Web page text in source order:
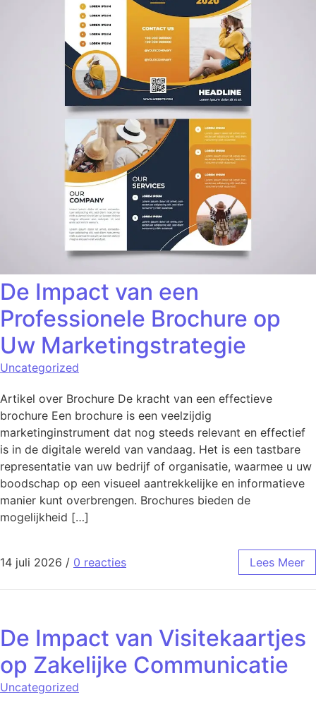
De Impact van een
Professionele Brochure op
Uw Marketingstrategie
Uncategorized
Artikel over Brochure De kracht van een effectieve
brochure Een brochure is een veelzijdig
marketinginstrument dat nog steeds relevant en effectief
is in de digitale wereld van vandaag. Het is een tastbare
representatie van uw bedrijf of organisatie, waarmee u uw
boodschap op een visueel aantrekkelijke en informatieve
manier kunt overbrengen. Brochures bieden de
mogelijkheid […]
14 juli 2026 / 0 reacties Lees Meer
De Impact van Visitekaartjes
op Zakelijke Communicatie
Uncategorized